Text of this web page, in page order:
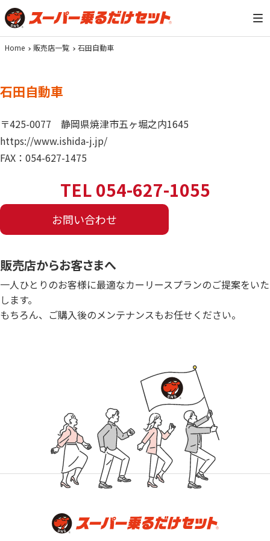
Home 販売店一覧 石田自動車
石田自動車
〒425-0077
静岡県焼津市五ヶ堀之内1645
https://www.ishida-j.jp/
FAX：054-627-1475
TEL 054-627-1055
お問い合わせ
販売店からお客さまへ
一人ひとりのお客様に最適なカーリースプランのご提案をいた
します。
もちろん、ご購入後のメンテナンスもお任せください。